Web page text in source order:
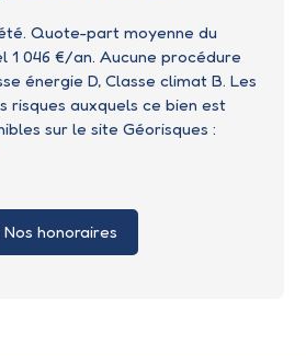
Quote-part moyenne du
1 046 €/an. Aucune procédure
énergie D, Classe climat B. Les
risques auxquels ce bien est
sur le site Géorisques :
Nos honoraires